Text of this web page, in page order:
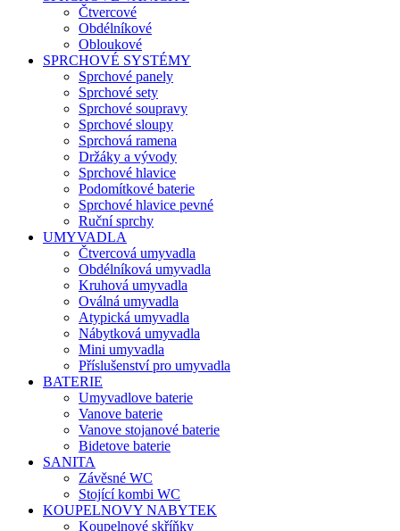
Čtvercové
Obdélníkové
Obloukové
SPRCHOVÉ SYSTÉMY
Sprchové panely
Sprchové sety
Sprchové soupravy
Sprchové sloupy
Sprchová ramena
Držáky a vývody
Sprchové hlavice
Podomítkové baterie
Sprchové hlavice pevné
Ruční sprchy
UMYVADLA
Čtvercová umyvadla
Obdélníková umyvadla
Kruhová umyvadla
Oválná umyvadla
Atypická umyvadla
Nábytková umyvadla
Mini umyvadla
Příslušenství pro umyvadla
BATERIE
Umyvadlove baterie
Vanove baterie
Vanove stojanové baterie
Bidetove baterie
SANITA
Závěsné WC
Stojící kombi WC
KOUPELNOVY NABYTEK
Koupelnové skříňky